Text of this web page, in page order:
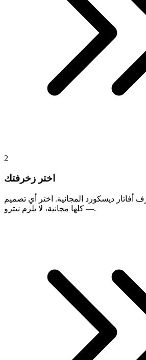
2
اختر زخرفتك
ديسكورد المجانية. اختر أي تصميم
— كلها مجانية، لا يلزم نيترو.